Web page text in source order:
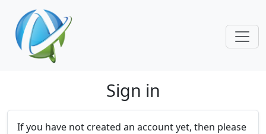
Skip navigation
Sign in
If you have not created an account yet, then please